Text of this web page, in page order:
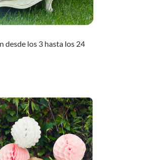
desde los 3 hasta los 24